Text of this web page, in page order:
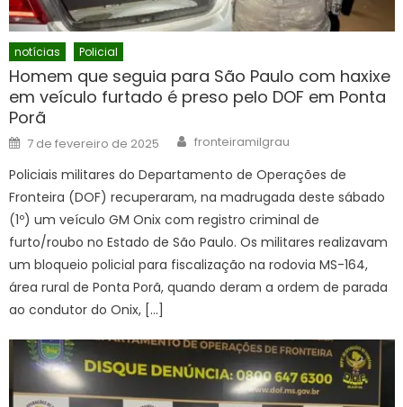
notícias Policial
Homem que seguia para São Paulo com haxixe
em veículo furtado é preso pelo DOF em Ponta
Porã
Posted
on
7 de fevereiro de 2025 Author
fronteiramilgrau
Policiais militares do Departamento de Operações de
Fronteira (DOF) recuperaram, na madrugada deste sábado
(1º) um veículo GM Onix com registro criminal de
furto/roubo no Estado de São Paulo. Os militares realizavam
um bloqueio policial para fiscalização na rodovia MS-164,
área rural de Ponta Porã, quando deram a ordem de parada
ao condutor do Onix, […]